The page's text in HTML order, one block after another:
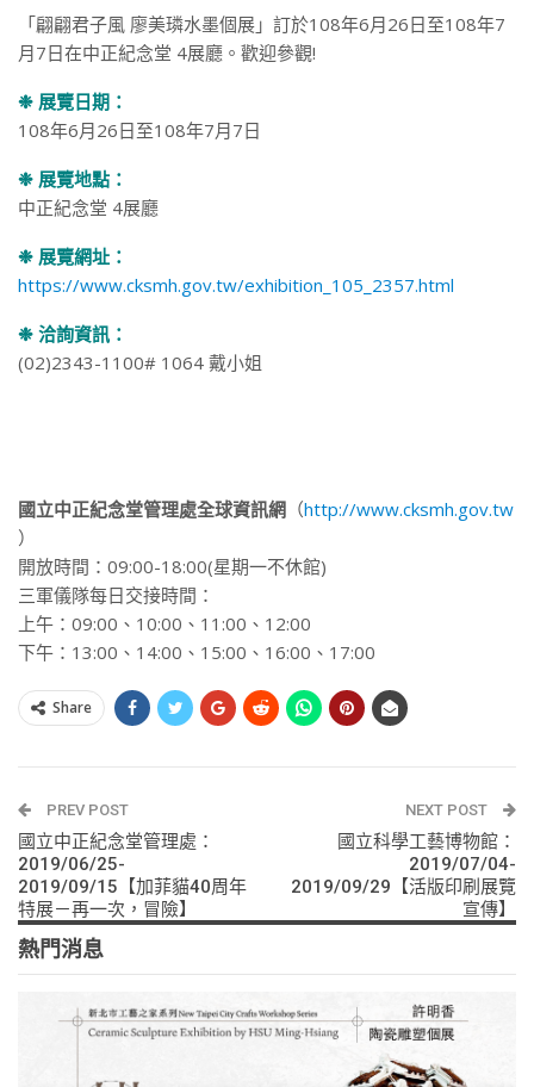
「翩翩君子風 廖美璘水墨個展」訂於108年6月26日至108年7
月7日在中正紀念堂 4展廳。歡迎參觀!
❉ 展覽日期：
108年6月26日至108年7月7日
❉ 展覽地點：
中正紀念堂 4展廳
❉ 展覽網址：
https://www.cksmh.gov.tw/exhibition_105_2357.html
❉ 洽詢資訊：
(02)2343-1100# 1064 戴小姐
國立中正紀念堂管理處全球資訊網 （http://www.cksmh.gov.tw
）
開放時間：09:00-18:00(星期一不休館)
三軍儀隊每日交接時間：
上午：09:00、10:00、11:00、12:00
下午：13:00、14:00、15:00、16:00、17:00
Share
PREV POST
國立中正紀念堂管理處：
2019/06/25-
2019/09/15【加菲貓40周年
特展－再一次，冒險】
NEXT POST
國立科學工藝博物館：
2019/07/04-
2019/09/29【活版印刷展覽
宣傳】
熱門消息